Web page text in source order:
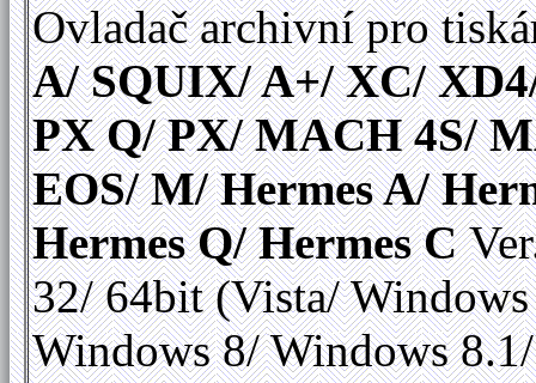
Ovladač archivní pro
A/ SQUIX/ A+/ XC/
PX Q/ PX/ MACH 4S/
EOS/ M/ Hermes A/
Hermes Q/ Hermes C
32/ 64bit (Vista/
Windows 8/ Windows 8.1/